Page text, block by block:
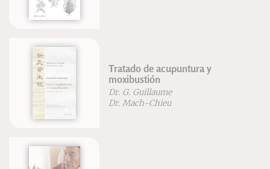
Tratado de acupuntura y
moxibustión
Dr. G. Guillaume
Dr. Mach-Chieu